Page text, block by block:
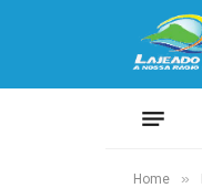
Home »